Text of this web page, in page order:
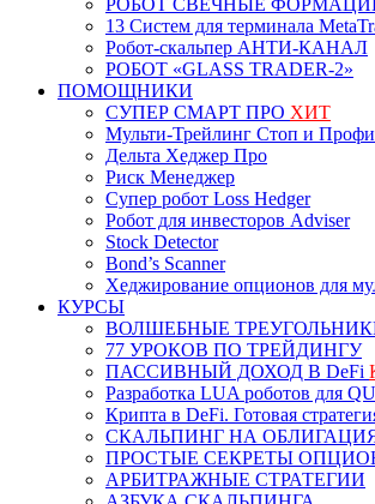
РОБОТ СВЕЧНЫЕ
13 Систем для терминала
Робот-скальпер АНТИ-КАНАЛ
РОБОТ «GLASS TRADER-2»
ПОМОЩНИКИ
СУПЕР СМАРТ ПРО ХИТ
Мульти-Трейлинг Стоп и
Дельта Хеджер Про
Риск Менеджер
Супер робот Loss Hedger
Робот для инвесторов Adviser
Stock Detector
Bond’s Scanner
Хеджирование опционов для
КУРСЫ
ВОЛШЕБНЫЕ
77 УРОКОВ ПО ТРЕЙДИНГУ
ПАССИВНЫЙ ДОХОД В DeFi
Разработка LUA роботов для
Крипта в DeFi. Готовая
СКАЛЬПИНГ НА
ПРОСТЫЕ СЕКРЕТЫ
АРБИТРАЖНЫЕ СТРАТЕГИИ